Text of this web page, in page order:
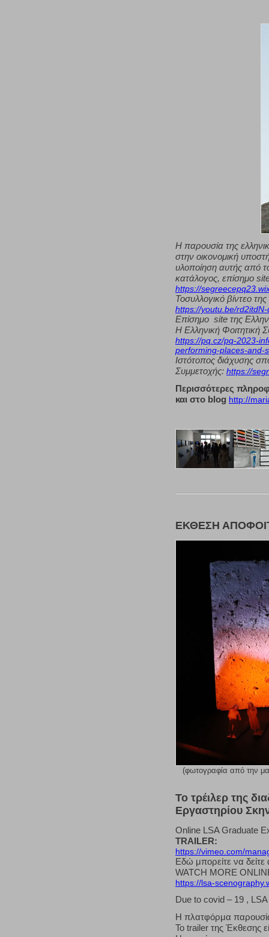
H παρουσία της
στην οικονομική
υλοποίηση αυτής από
κατάλογος, επίσημο
https://
Toσυλλογικό βίντεο
https://youtu.be/rd2itdN-
Επίσημο site της
Η Ελληνική Φοιτητική
https://pq.cz/pq-2023-
performing-places-and-
Ιστότοπος διάχυσης
Συμμετοχής: https://
Περισσότερες
και στο blog http://
ΕΚΘΕΣΗ
(φωτογραφία από την
To τρέιλερ της
Εργαστηρίου
Online LSA Graduate
TRAILER:
https://vimeo.com/
Εδώ μπορείτε να
WATCH MORE
https://lsa-
Due to covid – 19 ,
Η πλατφόρμα
Το trailer της Έκθεσης